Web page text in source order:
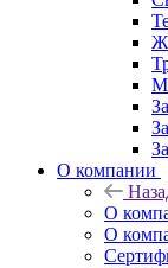
О компании
О
О